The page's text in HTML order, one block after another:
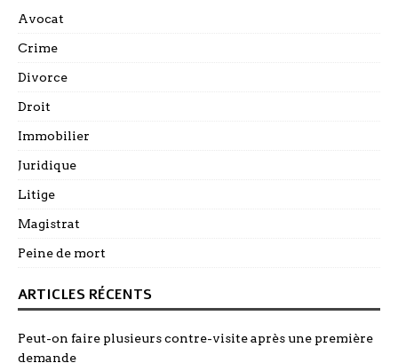
Avocat
Crime
Divorce
Droit
Immobilier
Juridique
Litige
Magistrat
Peine de mort
ARTICLES RÉCENTS
Peut-on faire plusieurs contre-visite après une première
demande